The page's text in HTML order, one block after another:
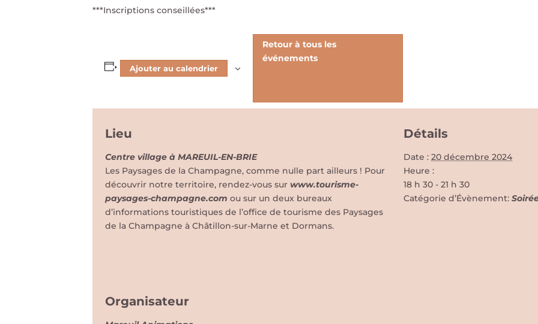
***Inscriptions conseillées***
Ajouter au calendrier
Détails
Date : 20 décembre 2024
Heure :
18 h 30 - 21 h 30
Catégorie d’Évènement:
Lieu
Centre village à MAREUIL-EN-BRIE
Les Paysages de la Champagne, comme nulle part ailleurs ! Pour
découvrir notre territoire, rendez-vous sur www.tourisme-
paysages-champagne.com ou sur un deux bureaux
d’informations touristiques de l’office de tourisme des Paysages
de la Champagne à Châtillon-sur-Marne et Dormans.
Organisateur
Retour à tous les
événements